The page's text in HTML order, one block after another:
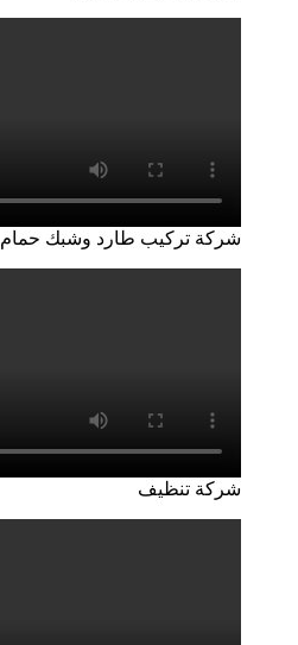
شركة تركيب طارد وشبك حمام
شركة تنظيف